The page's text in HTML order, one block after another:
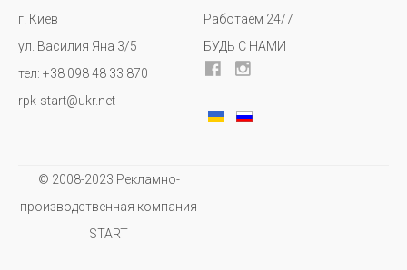
г. Киев
ул. Василия Яна 3/5
тел: +38 098 48 33 870
rpk-start@ukr.net
Работаем 24/7
БУДЬ С НАМИ
© 2008-2023 Рекламно-
производственная компания
START